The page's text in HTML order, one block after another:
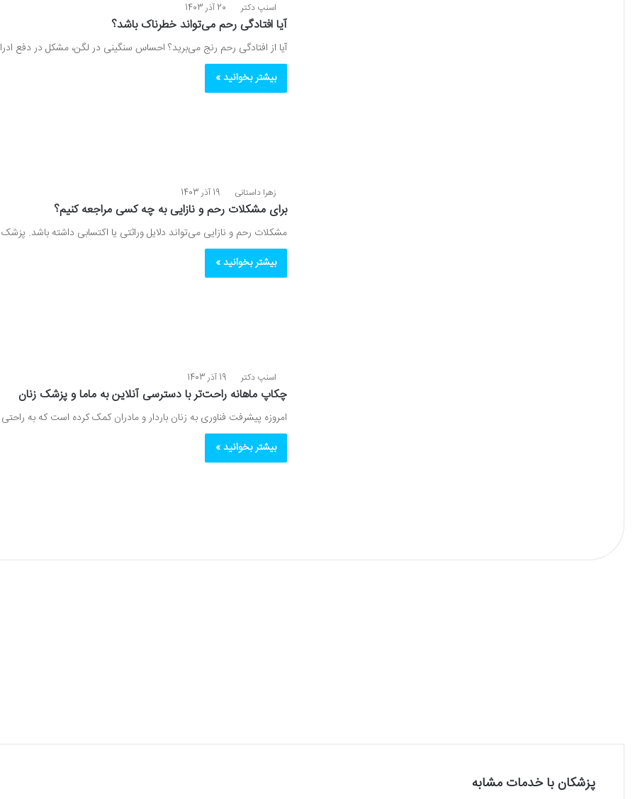
اسنپ دکتر 20 آذر 1403
آیا افتادگی رحم می‌تواند خطرناک باشد؟
آیا از افتادگی رحم رنج می‌برید؟ احساس سنگینی در لگن، مشکل در دفع
بیشتر بخوانید »
زهرا داستانی 19 آذر 1403
برای مشکلات رحم و نازایی به چه کسی مراجعه کنیم؟
مشکلات رحم و نازایی می‌تواند دلایل وراثتی یا اکتسابی داشته باشد.
بیشتر بخوانید »
اسنپ دکتر 19 آذر 1403
چکاپ ماهانه راحت‌تر با دسترسی آنلاین به ماما و پزشک زنان
امروزه پیشرفت فناوری به زنان باردار و مادران کمک کرده است که به
بیشتر بخوانید »
پزشکان با خدمات مشابه